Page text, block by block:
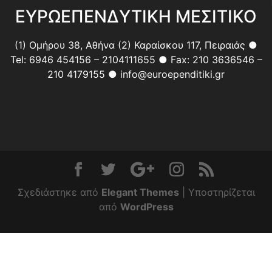
ΕΥΡΩΕΠΕΝΔΥΤΙΚΗ ΜΕΣΙΤΙΚΟ
(1) Ομήρου 38, Αθήνα (2) Καραίσκου 117, Πειραιάς ●
Tel: 6946 454156 – 2104111655 ● Fax: 210 3636546 –
210 4179155 ● info@euroependitiki.gr
Σχεδιάστηκε από Elegant Themes| Υποστηρίζεται
από WordPress